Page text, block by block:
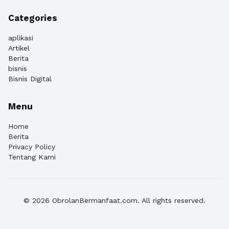
Categories
aplikasi
Artikel
Berita
bisnis
Bisnis Digital
Menu
Home
Berita
Privacy Policy
Tentang Kami
© 2026 ObrolanBermanfaat.com. All rights reserved.